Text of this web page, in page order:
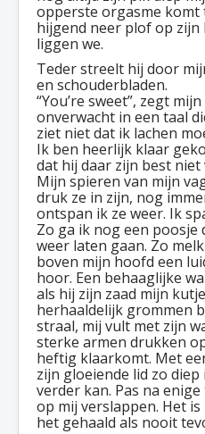
opperste orgasme komt
hijgend neer plof op zijn
liggen we.
Teder streelt hij door
en schouderbladen.
“You’re sweet”, zegt
onverwacht in een taal
ziet niet dat ik lachen
Ik ben heerlijk klaar
dat hij daar zijn best
Mijn spieren van mijn
druk ze in zijn, nog
ontspan ik ze weer. Ik
Zo ga ik nog een poosje
weer laten gaan. Zo
boven mijn hoofd een
hoor. Een behaaglijke
als hij zijn zaad mijn
herhaaldelijk grommen
straal, mij vult met zijn
sterke armen drukken
heftig klaarkomt. Met
zijn gloeiende lid zo
verder kan. Pas na
op mij verslappen. Het
het gehaald als nooit